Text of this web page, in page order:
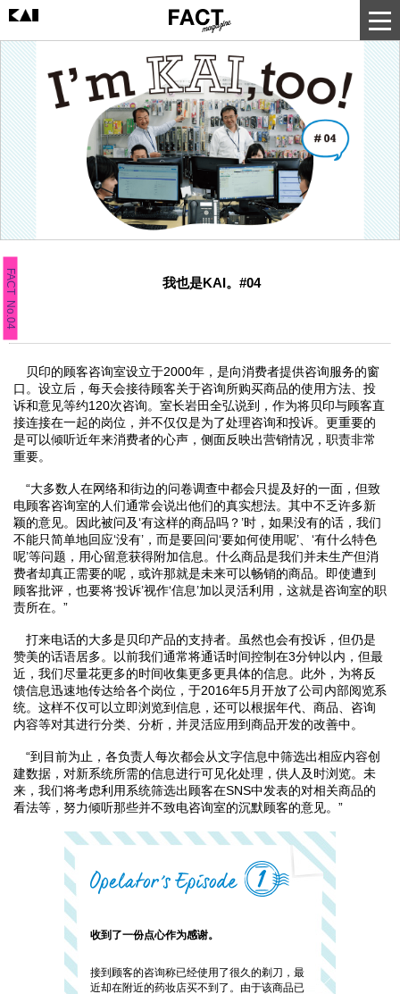
FACT No.04 我也是KAI。#04
贝印的顾客咨询室设立于2000年，是向消费者提供咨询服务的窗
口。设立后，每天会接待顾客关于咨询所购买商品的使用方法、投
诉和意见等约120次咨询。室长岩田全弘说到，作为将贝印与顾客直
接连接在一起的岗位，并不仅仅是为了处理咨询和投诉。更重要的
是可以倾听近年来消费者的心声，侧面反映出营销情况，职责非常
重要。
“大多数人在网络和街边的问卷调查中都会只提及好的一面，但致
电顾客咨询室的人们通常会说出他们的真实想法。其中不乏许多新
颖的意见。因此被问及‘有这样的商品吗？’时，如果没有的话，我们
不能只简单地回应‘没有’，而是要回问‘要如何使用呢’、‘有什么特色
呢’等问题，用心留意获得附加信息。什么商品是我们并未生产但消
费者却真正需要的呢，或许那就是未来可以畅销的商品。即使遭到
顾客批评，也要将‘投诉’视作‘信息’加以灵活利用，这就是咨询室的职
责所在。”
打来电话的大多是贝印产品的支持者。虽然也会有投诉，但仍是
赞美的话语居多。以前我们通常将通话时间控制在3分钟以内，但最
近，我们尽量花更多的时间收集更多更具体的信息。此外，为将反
馈信息迅速地传达给各个岗位，于2016年5月开放了公司内部阅览系
统。这样不仅可以立即浏览到信息，还可以根据年代、商品、咨询
内容等对其进行分类、分析，并灵活应用到商品开发的改善中。
“到目前为止，各负责人每次都会从文字信息中筛选出相应内容创
建数据，对新系统所需的信息进行可见化处理，供人及时浏览。未
来，我们将考虑利用系统筛选出顾客在SNS中发表的对相关商品的
看法等，努力倾听那些并不致电咨询室的沉默顾客的意见。”
收到了一份点心作为感谢。
接到顾客的咨询称已经使用了很久的剃刀，最
近却在附近的药妆店买不到了。由于该商品已